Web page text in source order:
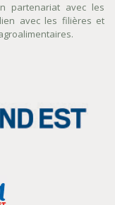
partenariat avec les
avec les filières et